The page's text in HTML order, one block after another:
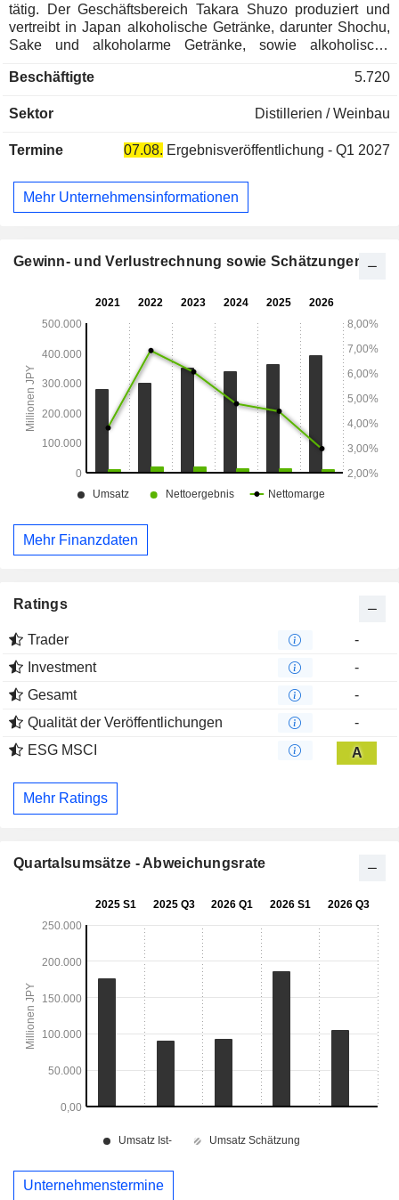
tätig. Der Geschäftsbereich Takara Shuzo produziert und
vertreibt in Japan alkoholische Getränke, darunter Shochu,
Sake und alkoholarme Getränke, sowie alkoholische
Der Geschäftsbereich Takara Shuzo International Group
vertreibt alkoholische Getränke im Ausland und betreibt den
Segment Takara Bio Group entwickelt Technologien zur
und Gerätegeschäft sowie sein CDMO-Geschäft (Contract
Development and Manufacturing Organization). Das
Beschäftigte 5.720
Sektor Distillerien / Weinbau
Termine 07.08. Ergebnisveröffentlichung - Q1 2027
Mehr Unternehmensinformationen
Gewinn- und Verlustrechnung sowie Schätzungen
Mehr Finanzdaten
Ratings
Trader
-
Investment
-
Gesamt
-
Qualität der Veröffentlichungen
-
ESG MSCI
A
Mehr Ratings
Quartalsumsätze - Abweichungsrate
Unternehmenstermine